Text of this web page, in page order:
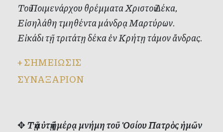
Τοῦ Ποιμενάρχου θρέμματα Χριστοῦ Δέκα,
Εἰσηλάθη τμηθέντα μάνδρᾳ Μαρτύρων.
Εἰκάδι τῇ τριτάτῃ δέκα ἐν Κρήτῃ τάμον ἄνδρας.
+ΣΗΜΕΙΩΣΙΣ
ΣΥΝΑΞΑΡΙΟΝ
✥Τῇ αὐτῇ ἡμέρᾳ μνήμη τοῦ Ὁσίου Πατρὸς ἡμῶν